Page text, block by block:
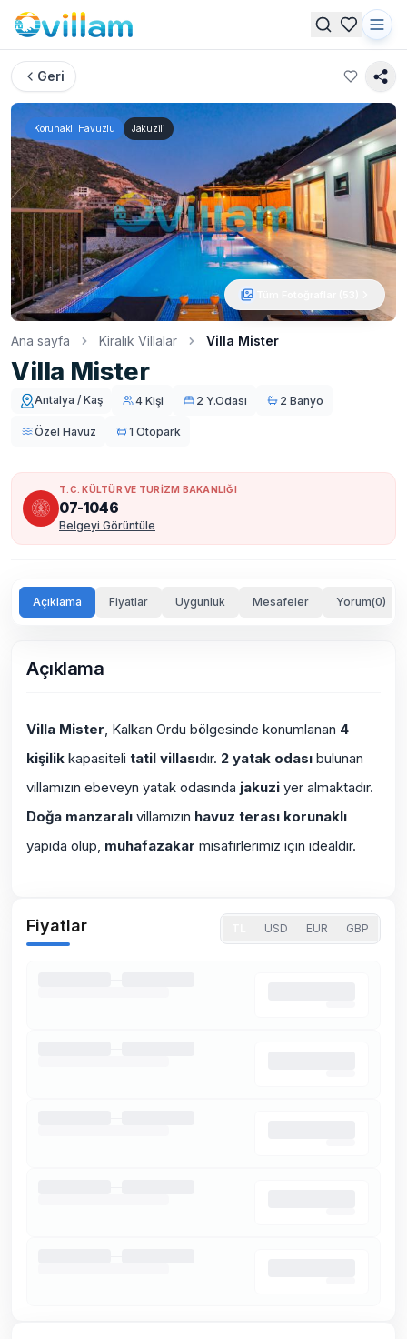
Geri
Korunaklı Havuzlu Jakuzili
Ana sayfa Kiralık Villalar Villa Mister
Villa Mister
Antalya / Kaş 4 Kişi 2 Y.Odası 2 Banyo
Özel Havuz 1 Otopark
T.C. KÜLTÜR VE TURİZM BAKANLIĞI
07-1046
Belgeyi Görüntüle
Açıklama Fiyatlar Uygunluk Mesafeler Yorum(0)
Açıklama
Villa Mister, Kalkan Ordu bölgesinde konumlanan 4
kişilik kapasiteli tatil villasıdır. 2 yatak odası bulunan
villamızın ebeveyn yatak odasında jakuzi yer almaktadır.
Doğa manzaralı villamızın havuz terası korunaklı
yapıda olup, muhafazakar misafirlerimiz için idealdir.
Fiyatlar USD EUR GBP